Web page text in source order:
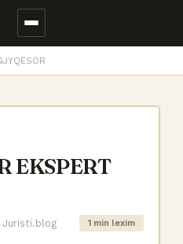
EKSPERT
Juristi.blog 1 min lexim